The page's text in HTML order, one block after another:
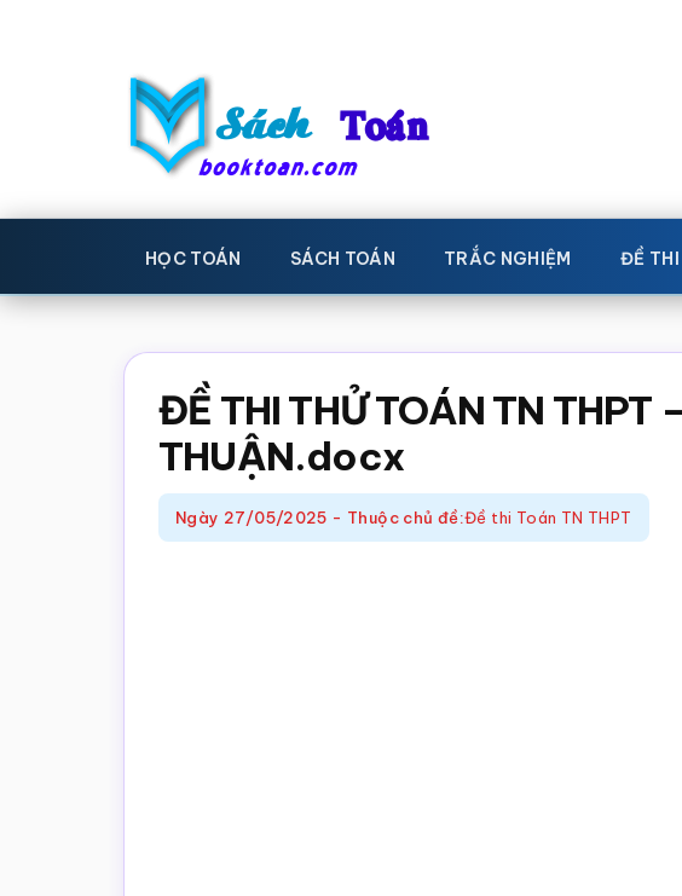
Sách
Toán
-
Học
toán
Học
toán,
toán,
Sách
giáo
khoa
Toán,
trắc
HỌC TOÁN SÁCH TOÁN TRẮC NGHIỆM ĐỀ THI
ĐỀ THI THỬ TOÁN TN THPT
THUẬN.docx
Ngày 27/05/2025 - Thuộc chủ đề:Đề thi Toán TN THPT